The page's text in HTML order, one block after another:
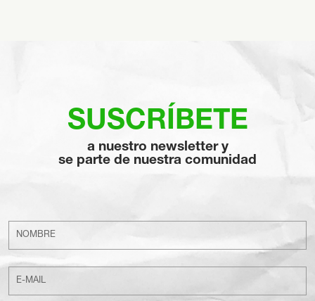
SUSCRÍBETE
a nuestro newsletter y
se parte de nuestra comunidad